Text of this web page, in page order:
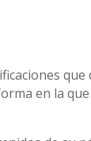
en la